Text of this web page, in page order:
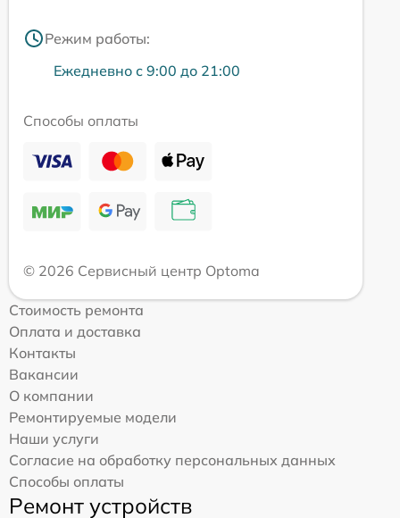
Режим работы:
Ежедневно с 9:00 до 21:00
Способы оплаты
© 2026 Сервисный центр Optoma
Стоимость ремонта
Оплата и доставка
Контакты
Вакансии
О компании
Ремонтируемые модели
Наши услуги
Согласие на обработку персональных данных
Способы оплаты
Ремонт устройств